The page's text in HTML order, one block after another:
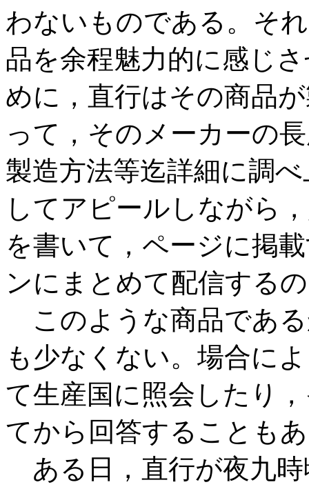
わないものである。そ
品を余程魅力的に感じ
めに，直行はその商品
って，そのメーカーの
製造方法等迄詳細に調
してアピールしながら
を書いて，ページに掲
ンにまとめて配信する
このような商品であ
も少なくない。場合に
て生産国に照会したり
てから回答することも
ある日，直行が夜九